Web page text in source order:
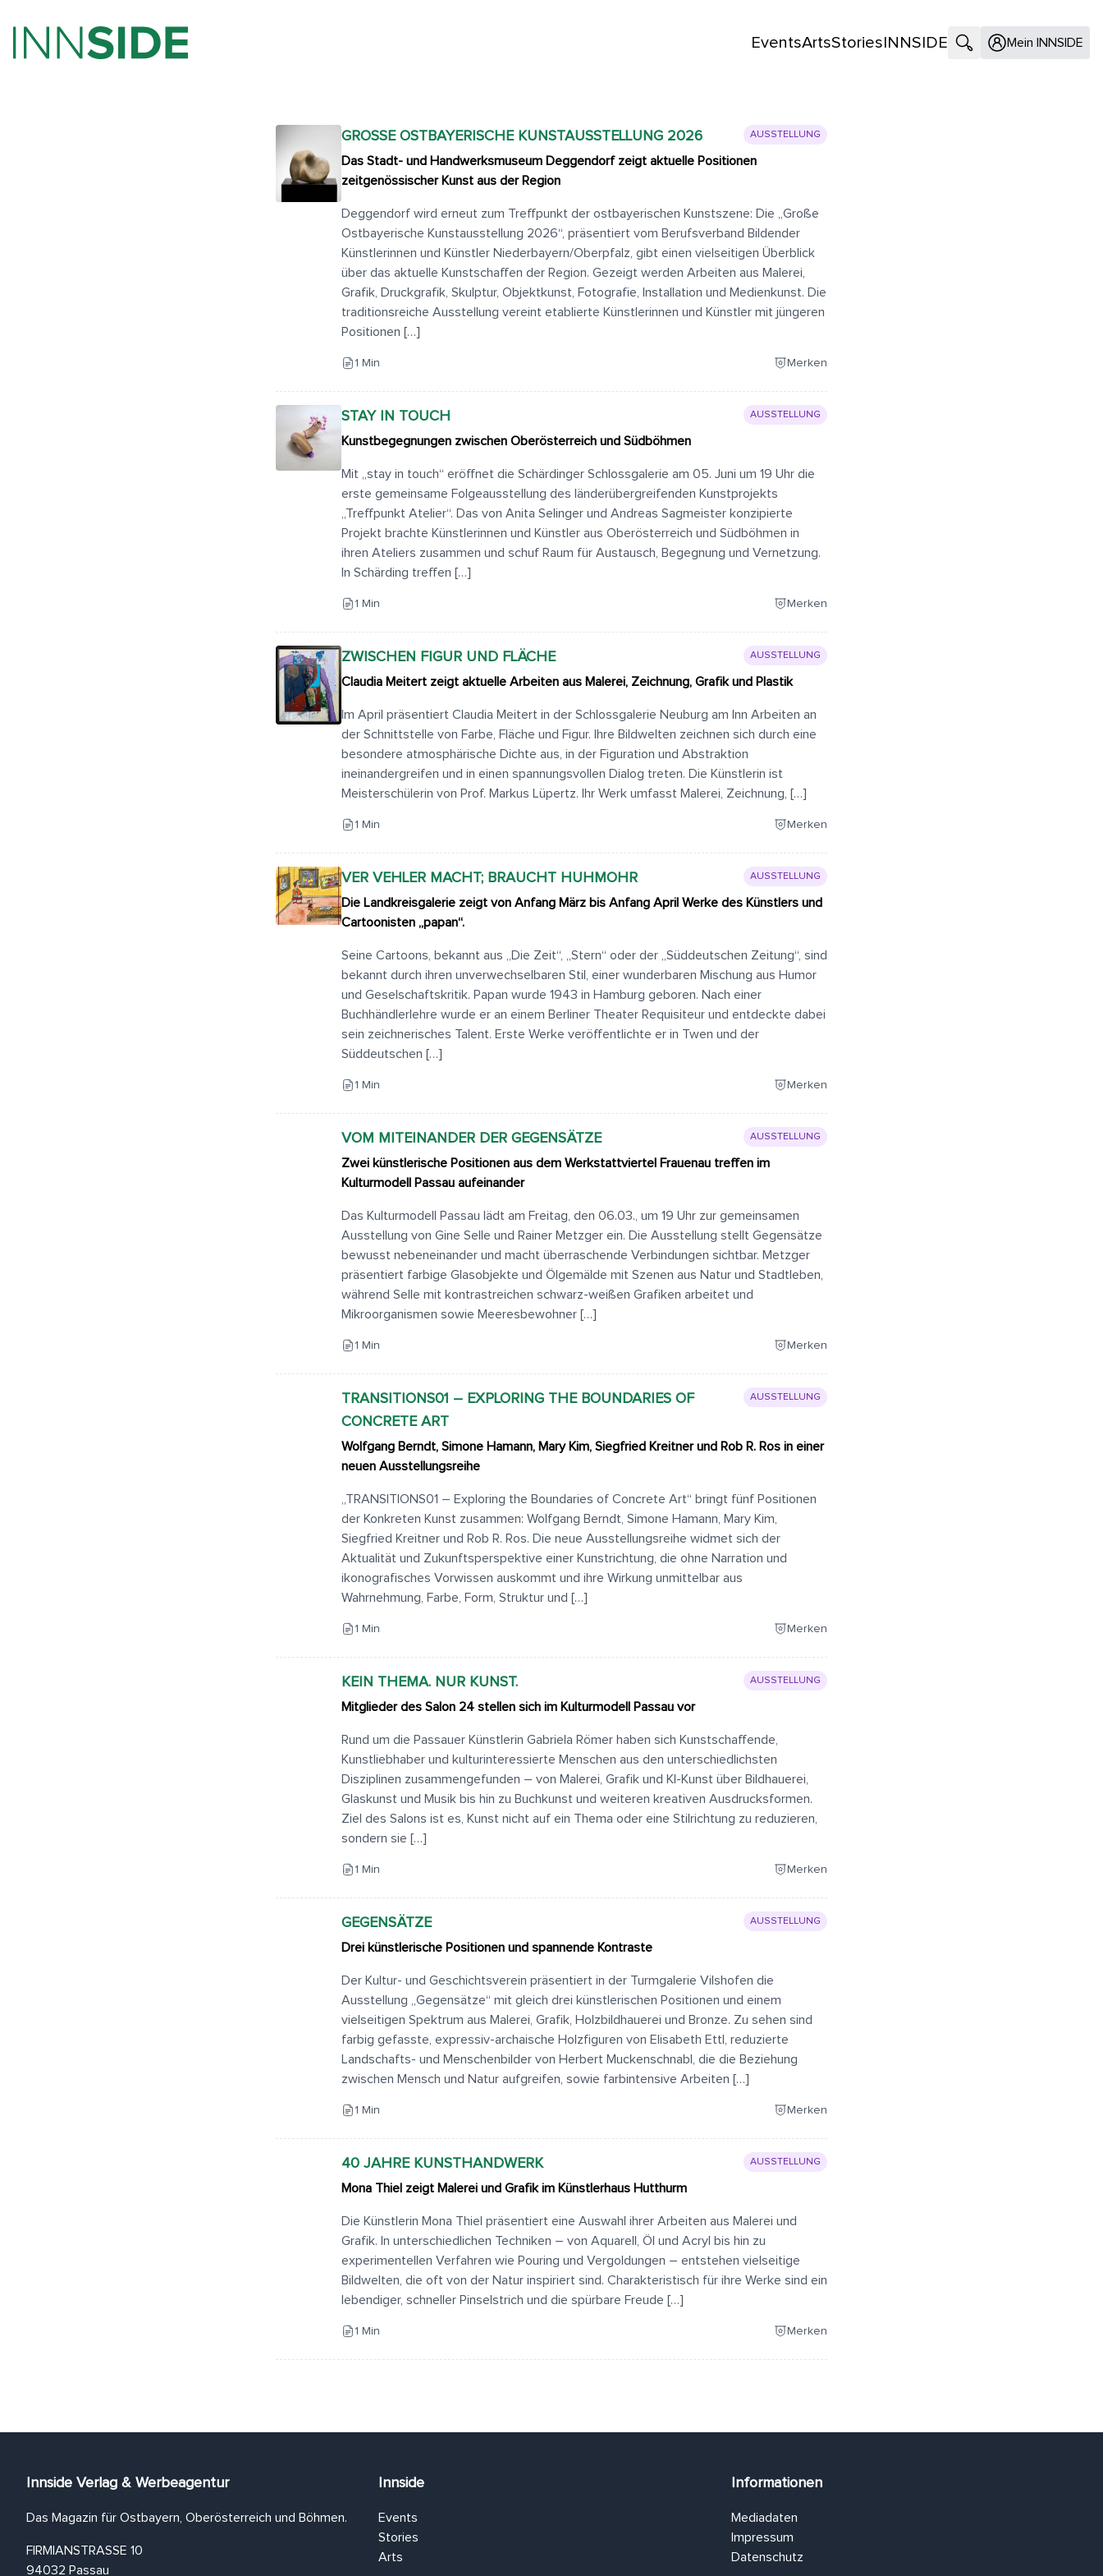
EventsArtsStories INNSIDE Suche öffnenMein INNSIDE
GROSSE OSTBAYERISCHE KUNSTAUSSTELLUNG 2026 AUSSTELLUNG
Das Stadt- und Handwerksmuseum Deggendorf zeigt aktuelle Positionen
zeitgenössischer Kunst aus der Region
Deggendorf wird erneut zum Treffpunkt der ostbayerischen Kunstszene: Die „Große
Ostbayerische Kunstausstellung 2026“, präsentiert vom Berufsverband Bildender
Künstlerinnen und Künstler Niederbayern/Oberpfalz, gibt einen vielseitigen Überblick
über das aktuelle Kunstschaffen der Region. Gezeigt werden Arbeiten aus Malerei,
Grafik, Druckgrafik, Skulptur, Objektkunst, Fotografie, Installation und Medienkunst. Die
traditionsreiche Ausstellung vereint etablierte Künstlerinnen und Künstler mit jüngeren
Positionen […]
1 Min Merken
STAY IN TOUCH AUSSTELLUNG
Kunstbegegnungen zwischen Oberösterreich und Südböhmen
Mit „stay in touch“ eröffnet die Schärdinger Schlossgalerie am 05. Juni um 19 Uhr die
erste gemeinsame Folgeausstellung des länderübergreifenden Kunstprojekts
„Treffpunkt Atelier“. Das von Anita Selinger und Andreas Sagmeister konzipierte
Projekt brachte Künstlerinnen und Künstler aus Oberösterreich und Südböhmen in
ihren Ateliers zusammen und schuf Raum für Austausch, Begegnung und Vernetzung.
In Schärding treffen […]
1 Min Merken
ZWISCHEN FIGUR UND FLÄCHE AUSSTELLUNG
Claudia Meitert zeigt aktuelle Arbeiten aus Malerei, Zeichnung, Grafik und Plastik
Im April präsentiert Claudia Meitert in der Schlossgalerie Neuburg am Inn Arbeiten an
der Schnittstelle von Farbe, Fläche und Figur. Ihre Bildwelten zeichnen sich durch eine
besondere atmosphärische Dichte aus, in der Figuration und Abstraktion
ineinandergreifen und in einen spannungsvollen Dialog treten. Die Künstlerin ist
Meisterschülerin von Prof. Markus Lüpertz. Ihr Werk umfasst Malerei, Zeichnung, […]
1 Min Merken
VER VEHLER MACHT; BRAUCHT HUHMOHR AUSSTELLUNG
Die Landkreisgalerie zeigt von Anfang März bis Anfang April Werke des Künstlers und
Cartoonisten „papan“.
Seine Cartoons, bekannt aus „Die Zeit“, „Stern“ oder der „Süddeutschen Zeitung“, sind
bekannt durch ihren unverwechselbaren Stil, einer wunderbaren Mischung aus Humor
und Geselschaftskritik. Papan wurde 1943 in Hamburg geboren. Nach einer
Buchhändlerlehre wurde er an einem Berliner Theater Requisiteur und entdeckte dabei
sein zeichnerisches Talent. Erste Werke veröffentlichte er in Twen und der
Süddeutschen […]
1 Min Merken
VOM MITEINANDER DER GEGENSÄTZE AUSSTELLUNG
Zwei künstlerische Positionen aus dem Werkstattviertel Frauenau treffen im
Kulturmodell Passau aufeinander
Das Kulturmodell Passau lädt am Freitag, den 06.03., um 19 Uhr zur gemeinsamen
Ausstellung von Gine Selle und Rainer Metzger ein. Die Ausstellung stellt Gegensätze
bewusst nebeneinander und macht überraschende Verbindungen sichtbar. Metzger
präsentiert farbige Glasobjekte und Ölgemälde mit Szenen aus Natur und Stadtleben,
während Selle mit kontrastreichen schwarz-weißen Grafiken arbeitet und
Mikroorganismen sowie Meeresbewohner […]
1 Min Merken
TRANSITIONS01 – EXPLORING THE BOUNDARIES OF
CONCRETE ART
AUSSTELLUNG
Wolfgang Berndt, Simone Hamann, Mary Kim, Siegfried Kreitner und Rob R. Ros in einer
neuen Ausstellungsreihe
„TRANSITIONS01 – Exploring the Boundaries of Concrete Art“ bringt fünf Positionen
der Konkreten Kunst zusammen: Wolfgang Berndt, Simone Hamann, Mary Kim,
Siegfried Kreitner und Rob R. Ros. Die neue Ausstellungsreihe widmet sich der
Aktualität und Zukunftsperspektive einer Kunstrichtung, die ohne Narration und
ikonografisches Vorwissen auskommt und ihre Wirkung unmittelbar aus
Wahrnehmung, Farbe, Form, Struktur und […]
1 Min Merken
KEIN THEMA. NUR KUNST. AUSSTELLUNG
Mitglieder des Salon 24 stellen sich im Kulturmodell Passau vor
Rund um die Passauer Künstlerin Gabriela Römer haben sich Kunstschaffende,
Kunstliebhaber und kulturinteressierte Menschen aus den unterschiedlichsten
Disziplinen zusammengefunden – von Malerei, Grafik und KI-Kunst über Bildhauerei,
Glaskunst und Musik bis hin zu Buchkunst und weiteren kreativen Ausdrucksformen.
Ziel des Salons ist es, Kunst nicht auf ein Thema oder eine Stilrichtung zu reduzieren,
sondern sie […]
1 Min Merken
GEGENSÄTZE AUSSTELLUNG
Drei künstlerische Positionen und spannende Kontraste
Der Kultur- und Geschichtsverein präsentiert in der Turmgalerie Vilshofen die
Ausstellung „Gegensätze“ mit gleich drei künstlerischen Positionen und einem
vielseitigen Spektrum aus Malerei, Grafik, Holzbildhauerei und Bronze. Zu sehen sind
farbig gefasste, expressiv-archaische Holzfiguren von Elisabeth Ettl, reduzierte
Landschafts- und Menschenbilder von Herbert Muckenschnabl, die die Beziehung
zwischen Mensch und Natur aufgreifen, sowie farbintensive Arbeiten […]
1 Min Merken
40 JAHRE KUNSTHANDWERK AUSSTELLUNG
Mona Thiel zeigt Malerei und Grafik im Künstlerhaus Hutthurm
Die Künstlerin Mona Thiel präsentiert eine Auswahl ihrer Arbeiten aus Malerei und
Grafik. In unterschiedlichen Techniken – von Aquarell, Öl und Acryl bis hin zu
experimentellen Verfahren wie Pouring und Vergoldungen – entstehen vielseitige
Bildwelten, die oft von der Natur inspiriert sind. Charakteristisch für ihre Werke sind ein
lebendiger, schneller Pinselstrich und die spürbare Freude […]
1 Min Merken
Innside Verlag & Werbeagentur
Das Magazin für Ostbayern, Oberösterreich und Böhmen.
FIRMIANSTRASSE 10
94032 Passau
Innside
Events
Stories
Arts
Informationen
Mediadaten
Impressum
Datenschutz